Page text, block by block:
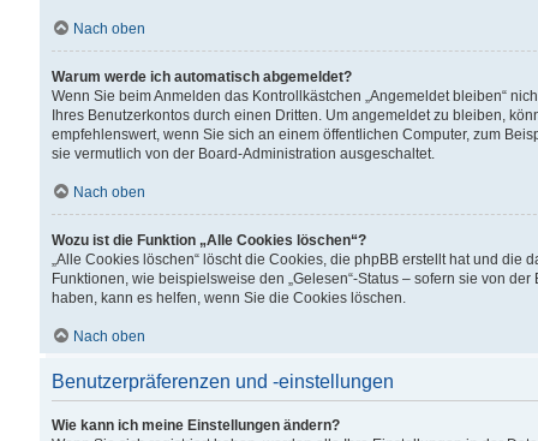
Nach oben
Warum werde ich automatisch abgemeldet?
Wenn Sie beim Anmelden das Kontrollkästchen „Angemeldet bleiben“
Ihres Benutzerkontos durch einen Dritten. Um angemeldet zu bleiben,
empfehlenswert, wenn Sie sich an einem öffentlichen Computer, zum
sie vermutlich von der Board-Administration ausgeschaltet.
Nach oben
Wozu ist die Funktion „Alle Cookies löschen“?
„Alle Cookies löschen“ löscht die Cookies, die phpBB erstellt hat und
Funktionen, wie beispielsweise den „Gelesen“-Status – sofern sie von
haben, kann es helfen, wenn Sie die Cookies löschen.
Nach oben
Benutzerpräferenzen und -einstellungen
Wie kann ich meine Einstellungen ändern?